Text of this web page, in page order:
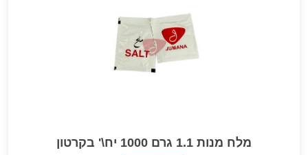
מלח מנות 1.1 גרם 1000 יח\' בקרטון